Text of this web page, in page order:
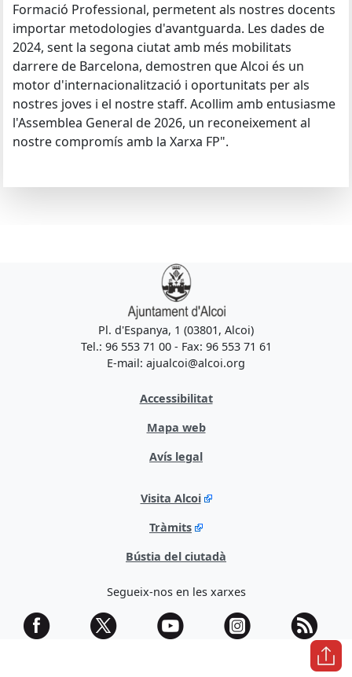
Formació Professional, permetent als nostres docents
importar metodologies d'avantguarda. Les dades de
2024, sent la segona ciutat amb més mobilitats
darrere de Barcelona, demostren que Alcoi és un
motor d'internacionalització i oportunitats per als
nostres joves i el nostre staff. Acollim amb entusiasme
l'Assemblea General de 2026, un reconeixement al
nostre compromís amb la Xarxa FP".
Pl. d'Espanya, 1 (03801, Alcoi)
Tel.: 96 553 71 00 - Fax: 96 553 71 61
E-mail: ajualcoi@alcoi.org
Accessibilitat
Mapa web
Avís legal
Visita Alcoi
Tràmits
Bústia del ciutadà
Segueix-nos en les xarxes